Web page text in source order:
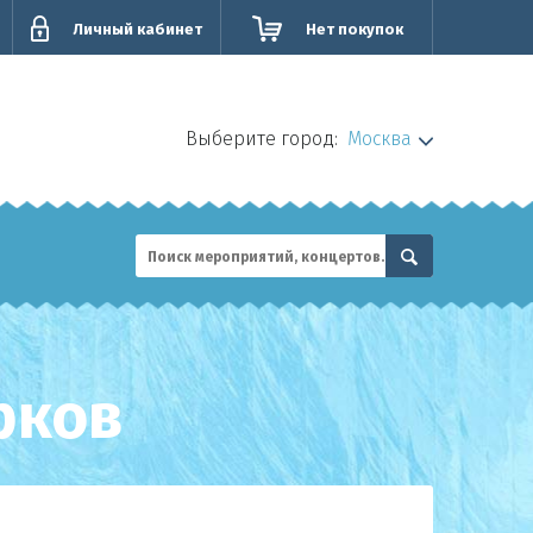
Личный кабинет Нет покупок
Выберите город: Москва